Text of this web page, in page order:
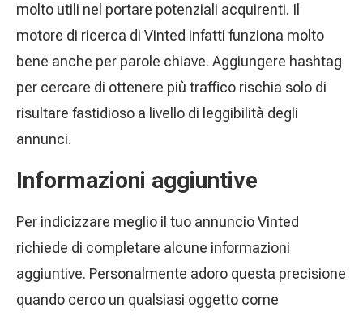
molto utili nel portare potenziali acquirenti. Il
motore di ricerca di Vinted infatti funziona molto
bene anche per parole chiave. Aggiungere hashtag
per cercare di ottenere più traffico rischia solo di
risultare fastidioso a livello di leggibilità degli
annunci.
Informazioni aggiuntive
Per indicizzare meglio il tuo annuncio Vinted
richiede di completare alcune informazioni
aggiuntive. Personalmente adoro questa precisione
quando cerco un qualsiasi oggetto come